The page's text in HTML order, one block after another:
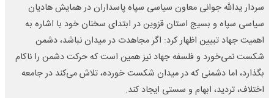
سردار یدالله جوانی معاون سیاسی سپاه پاسداران در همایش هادیان
سیاسی سپاه و بسیج استان قزوین در ابتدای سخنان خود با اشاره به
اهمیت جهاد تبیین اظهار کرد: اگر مجاهدت در میدان نباشد، دشمن
شکست نمی‌خورد و فلسفه جهاد نیز همین است که حرکت دشمن را ناکام
بگذارد، اما دشمنی که در میدان شکست خورده، تلاش می‌کند در جامعه
اختلاف، تردید، ابهام و سستی ایجاد کند.